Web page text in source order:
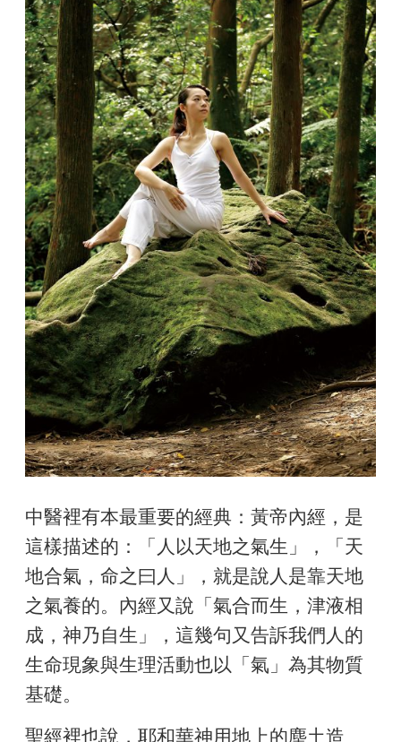
中醫裡有本最重要的經典：黃帝內經，是
這樣描述的：「人以天地之氣生」，「天
地合氣，命之曰人」，就是說人是靠天地
之氣養的。內經又說「氣合而生，津液相
成，神乃自生」，這幾句又告訴我們人的
生命現象與生理活動也以「氣」為其物質
基礎。
聖經裡也說，耶和華神用地上的塵土造